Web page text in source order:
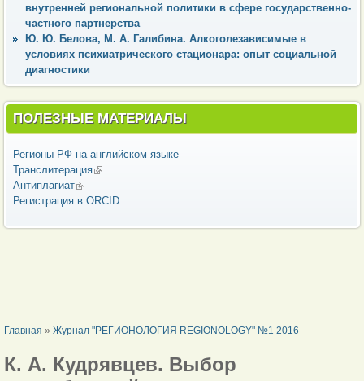
внутренней региональной политики в сфере государственно-
частного партнерства
Ю. Ю. Белова, М. А. Галибина. Алкоголезависимые в
условиях психиатрического стационара: опыт социальной
диагностики
ПОЛЕЗНЫЕ МАТЕРИАЛЫ
Регионы РФ на английском языке
Транслитерация(внешняя ссылка)
Антиплагиат(внешняя ссылка)
Регистрация в ORCID
ВЫ ЗДЕСЬ
Главная » Журнал "РЕГИОНОЛОГИЯ REGIONOLOGY" №1 2016
К. А. Кудрявцев. Выбор